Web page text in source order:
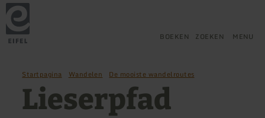
Terug
naar
de
startpagina
BOEKEN ZOEKEN MENU
Startpagina Wandelen De mooiste wandelroutes
Lieserpfad